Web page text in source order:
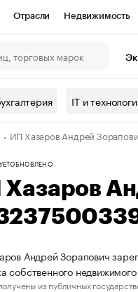
Отрасли Недвижимость
Проверка контрагентов
IT и
ИП Хазаров Андрей
ОБНОВЛЕНО
Хазаров
Андрей Зорапович
собственного
из публичных